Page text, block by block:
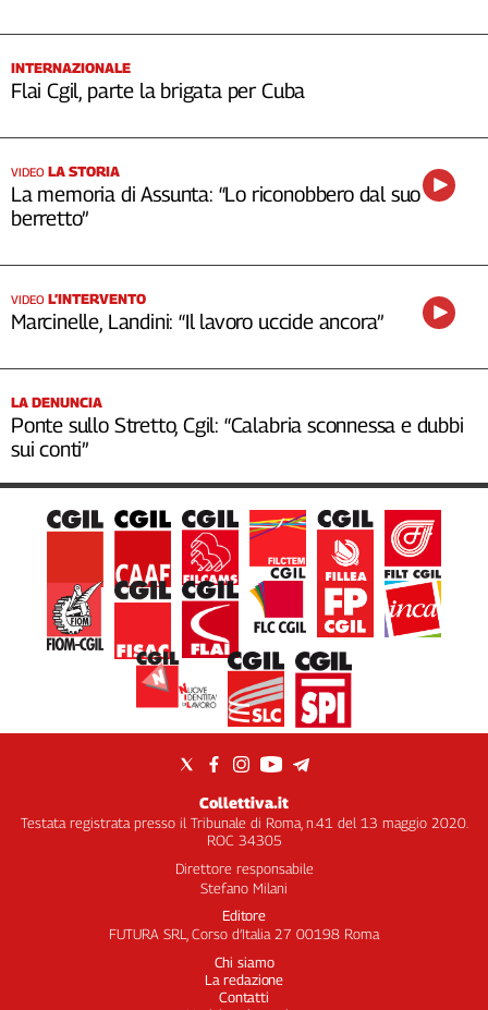
INTERNAZIONALE
Flai Cgil, parte la brigata per Cuba
VIDEO LA STORIA
La memoria di Assunta: “Lo riconobbero dal suo
berretto”
VIDEO L’INTERVENTO
Marcinelle, Landini: “Il lavoro uccide ancora”
LA DENUNCIA
Ponte sullo Stretto, Cgil: “Calabria sconnessa e dubbi
sui conti”
Collettiva.it
Testata registrata presso il Tribunale di Roma, n.41 del 13 maggio 2020.
ROC 34305
Direttore responsabile
Stefano Milani
Editore
FUTURA SRL, Corso d’Italia 27 00198 Roma
Chi siamo
La redazione
Contatti